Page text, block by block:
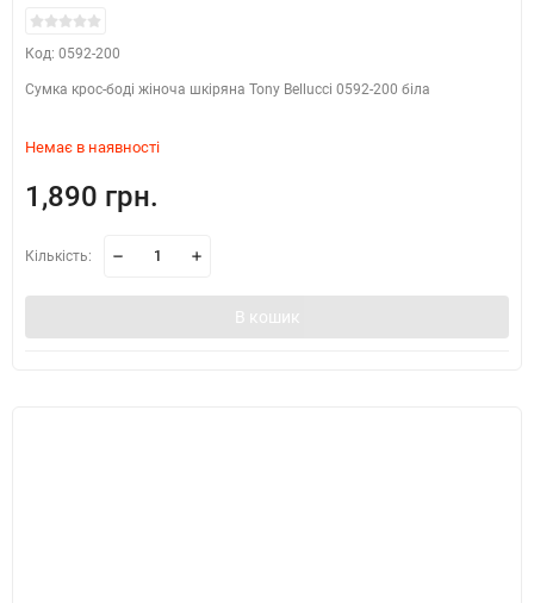
Код: 0592-200
​Сумка крос-боді жіноча шкіряна Tony Bellucci 0592-200 біла
Немає в наявності
1,890 грн.
Кількість:
В кошик